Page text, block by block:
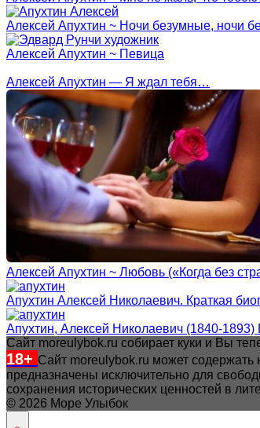
Алексей Апухтин ~ Ночи безумные, ночи
Алексей Апухтин ~ Певица
Алексей Апухтин — Я ждал тебя…
Алексей Апухтин ~ Любовь («Когда без
Апухтин Алексей Николаевич. Краткая
Апухтин, Алексей Николаевич (1840-1893)
Сайт moreulybok.ru собирает куки и Вы
18+ Сайт moreulybok.ru может содержать
предназначены исключительно для
сохранения исторических ценностей в
© 2026 Море Улыбок